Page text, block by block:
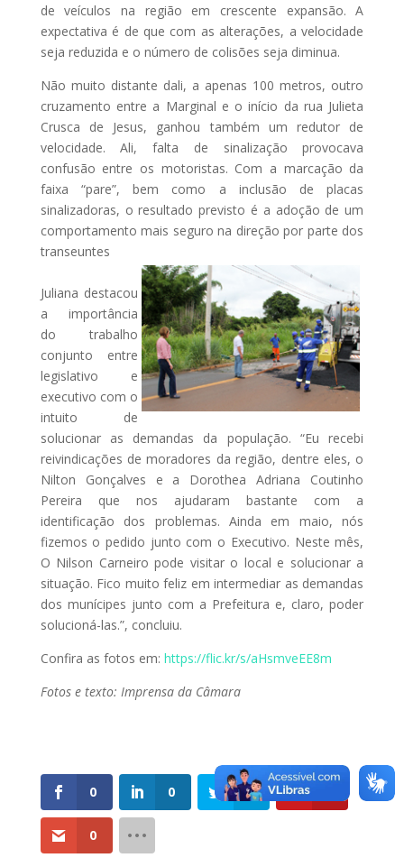
de veículos na região em crescente expansão. A
expectativa é de que com as alterações, a velocidade
seja reduzida e o número de colisões seja diminua.
Não muito distante dali, a apenas 100 metros, outro
cruzamento entre a Marginal e o início da rua Julieta
Crusca de Jesus, ganhou também um redutor de
velocidade. Ali, falta de sinalização provocava
confusão entre os motoristas. Com a marcação da
faixa “pare”, bem como a inclusão de placas
sinalizadoras, o resultado previsto é a adoção de um
comportamento mais seguro na direção por parte dos
transeuntes
Juliana destacou
a importância
do trabalho
conjunto entre
legislativo e
executivo com o
intuito de
solucionar as demandas da população. “Eu recebi
reivindicações de moradores da região, dentre eles, o
Nilton Gonçalves e a Dorothea Adriana Coutinho
Pereira que nos ajudaram bastante com a
identificação dos problemas. Ainda em maio, nós
fizemos o pedido junto com o Executivo. Neste mês,
O Nilson Carneiro pode visitar o local e solucionar a
situação. Fico muito feliz em intermediar as demandas
dos munícipes junto com a Prefeitura e, claro, poder
solucioná-las.”, concluiu.
Confira as fotos em: https://flic.kr/s/aHsmveEE8m
Fotos e texto: Imprensa da Câmara
0 0 0
0